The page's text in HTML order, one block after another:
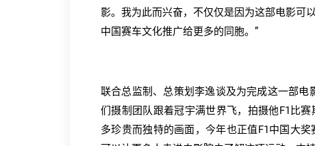
影。我为此而兴奋，不仅仅是因为这部电影可
中国赛车文化推广给更多的同胞。”
联合总监制、总策划李逸谈及为完成这一部
们摄制团队跟着冠宇满世界飞，拍摄他F1比
多珍贵而独特的画面，今年也正值F1中国大